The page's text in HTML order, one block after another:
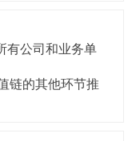
有公司和业务单
链的其他环节推